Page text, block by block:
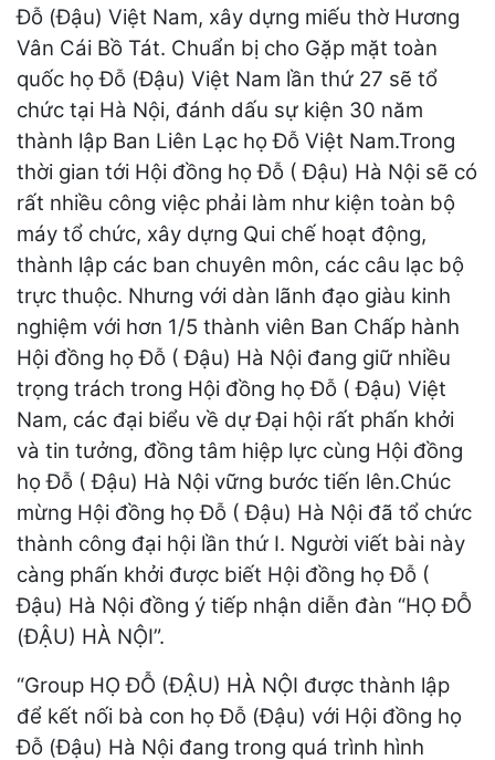
Đỗ (Đậu) Việt Nam, xây dựng miếu thờ Hương
Vân Cái Bồ Tát. Chuẩn bị cho Gặp mặt toàn
quốc họ Đỗ (Đậu) Việt Nam lần thứ 27 sẽ tổ
chức tại Hà Nội, đánh dấu sự kiện 30 năm
thành lập Ban Liên Lạc họ Đỗ Việt Nam.Trong
thời gian tới Hội đồng họ Đỗ ( Đậu) Hà Nội sẽ có
rất nhiều công việc phải làm như kiện toàn bộ
máy tổ chức, xây dựng Qui chế hoạt động,
thành lập các ban chuyên môn, các câu lạc bộ
trực thuộc. Nhưng với dàn lãnh đạo giàu kinh
nghiệm với hơn 1/5 thành viên Ban Chấp hành
Hội đồng họ Đỗ ( Đậu) Hà Nội đang giữ nhiều
trọng trách trong Hội đồng họ Đỗ ( Đậu) Việt
Nam, các đại biểu về dự Đại hội rất phấn khởi
và tin tưởng, đồng tâm hiệp lực cùng Hội đồng
họ Đỗ ( Đậu) Hà Nội vững bước tiến lên.Chúc
mừng Hội đồng họ Đỗ ( Đậu) Hà Nội đã tổ chức
thành công đại hội lần thứ I. Người viết bài này
càng phấn khởi được biết Hội đồng họ Đỗ (
Đậu) Hà Nội đồng ý tiếp nhận diễn đàn “HỌ ĐỖ
(ĐẬU) HÀ NỘI”.
“Group HỌ ĐỖ (ĐẬU) HÀ NỘI được thành lập
để kết nối bà con họ Đỗ (Đậu) với Hội đồng họ
Đỗ (Đậu) Hà Nội đang trong quá trình hình